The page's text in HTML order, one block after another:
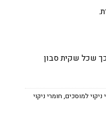
כך שכל שקית סבון
ניקוי למוסכים, חומרי ניקוי